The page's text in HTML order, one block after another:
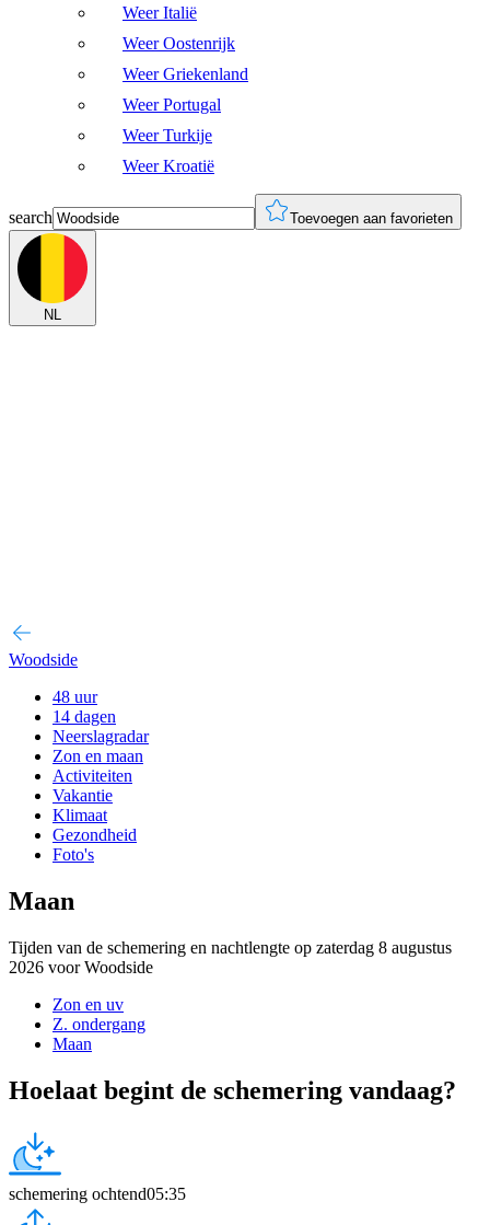
Weer Italië
Weer Oostenrijk
Weer Griekenland
Weer Portugal
Weer Turkije
Weer Kroatië
search Toevoegen aan favorieten
NL
Woodside
48 uur
14 dagen
Neerslagradar
Zon en maan
Activiteiten
Vakantie
Klimaat
Gezondheid
Foto's
Maan
Tijden van de schemering en nachtlengte op zaterdag 8 augustus
2026 voor Woodside
Zon en uv
Z. ondergang
Maan
Hoelaat begint de schemering vandaag?
schemering ochtend05:35